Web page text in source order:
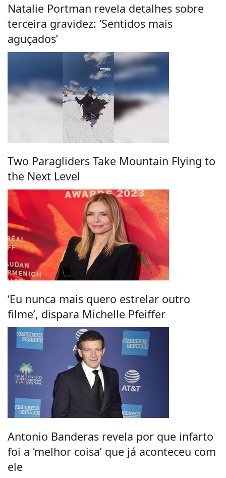
Natalie Portman revela detalhes sobre
terceira gravidez: ‘Sentidos mais
aguçados’
Two Paragliders Take Mountain Flying to
the Next Level
‘Eu nunca mais quero estrelar outro
filme’, dispara Michelle Pfeiffer
Antonio Banderas revela por que infarto
foi a ‘melhor coisa’ que já aconteceu com
ele